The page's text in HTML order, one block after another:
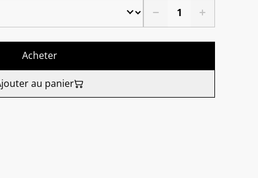
Acheter
au panier